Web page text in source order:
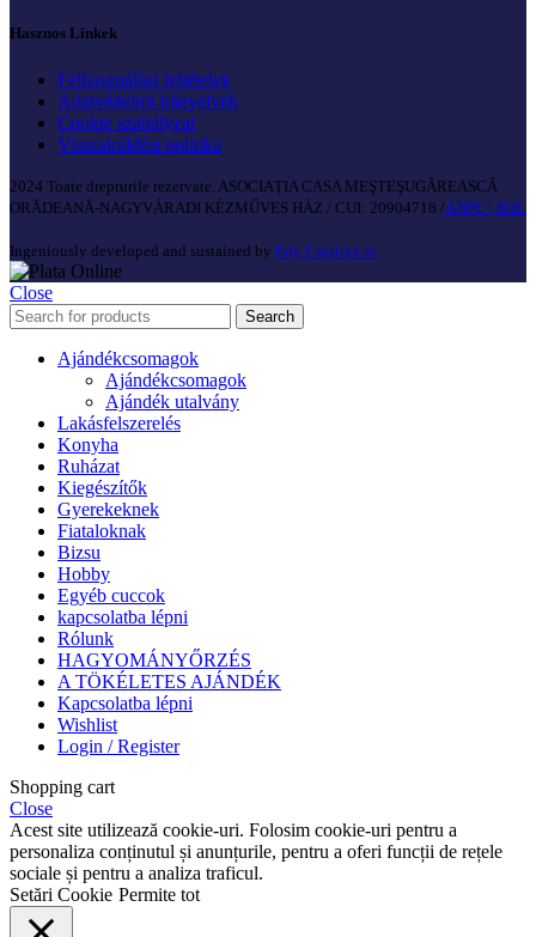
Hasznos Linkek
Felhasználási feltételek
Adatvédelmi irányelvek
Cookie szabályzat
Visszaküldési politika
2024 Toate drepturile rezervate. ASOCIAȚIA CASA MEŞTEŞUGĂREASCĂ
ORĂDEANĂ-NAGYVÁRADI KÉZMŰVES HÁZ / CUI: 20904718 /ANPC | SOL
Ingeniously developed and sustained by Edy Creative.ro
Close
Search
Ajándékcsomagok
Ajándékcsomagok
Ajándék utalvány
Lakásfelszerelés
Konyha
Ruházat
Kiegészítők
Gyerekeknek
Fiataloknak
Bizsu
Hobby
Egyéb cuccok
kapcsolatba lépni
Rólunk
HAGYOMÁNYŐRZÉS
A TÖKÉLETES AJÁNDÉK
Kapcsolatba lépni
Wishlist
Login / Register
Shopping cart
Close
Acest site utilizează cookie-uri. Folosim cookie-uri pentru a
personaliza conținutul și anunțurile, pentru a oferi funcții de rețele
sociale și pentru a analiza traficul.
Setări Cookie Permite tot